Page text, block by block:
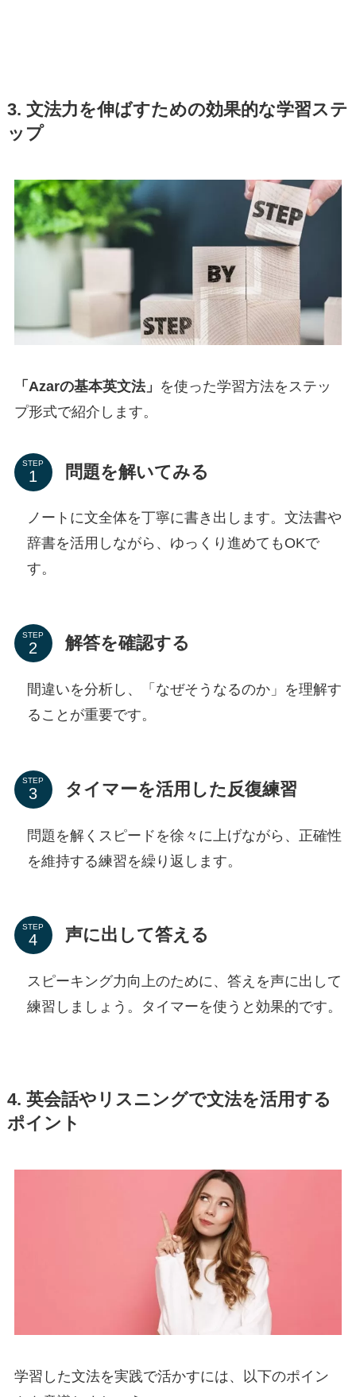
3. 文法力を伸ばすための効果的な学習ステ
ップ
「Azarの基本英文法」 を使った学習方法をステッ
プ形式で紹介します。
STEP 問題を解いてみる
ノートに文全体を丁寧に書き出します。文法書や
辞書を活用しながら、ゆっくり進めてもOKで
す。
STEP 解答を確認する
間違いを分析し、「なぜそうなるのか」を理解す
ることが重要です。
STEP タイマーを活用した反復練習
問題を解くスピードを徐々に上げながら、正確性
を維持する練習を繰り返します。
STEP 声に出して答える
スピーキング力向上のために、答えを声に出して
練習しましょう。タイマーを使うと効果的です。
4. 英会話やリスニングで文法を活用する
ポイント
学習した文法を実践で活かすには、以下のポイン